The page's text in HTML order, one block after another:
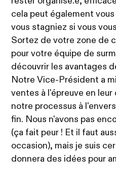
cela peut également
vous stagniez si vous
Sortez de votre zone de
pour votre équipe de
découvrir les avantages
Notre Vice-Président a
ventes à l'épreuve en
notre processus à
fin. Nous n'avons pas
(ça fait peur ! Et il faut
occasion), mais je suis
donnera des idées pour